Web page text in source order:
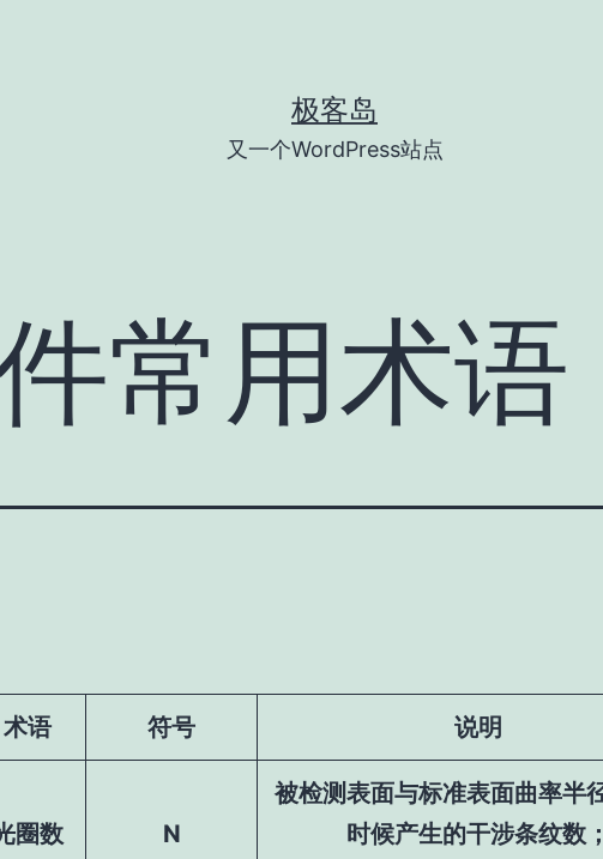
极客岛
又一个WordPress站点
常用术语
术语 符号 说明
圈数 N
被检测表面与标准表面曲率半
时候产生的干涉条纹数